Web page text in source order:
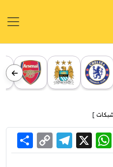
]
Facebook
WhatsApp
X
Link